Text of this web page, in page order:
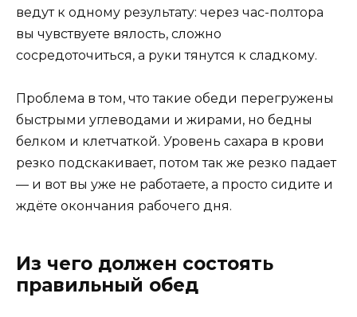
ведут к одному результату: через час-полтора
вы чувствуете вялость, сложно
сосредоточиться, а руки тянутся к сладкому.
Проблема в том, что такие обеди перегружены
быстрыми углеводами и жирами, но бедны
белком и клетчаткой. Уровень сахара в крови
резко подскакивает, потом так же резко падает
— и вот вы уже не работаете, а просто сидите и
ждёте окончания рабочего дня.
Из чего должен состоять
правильный обед